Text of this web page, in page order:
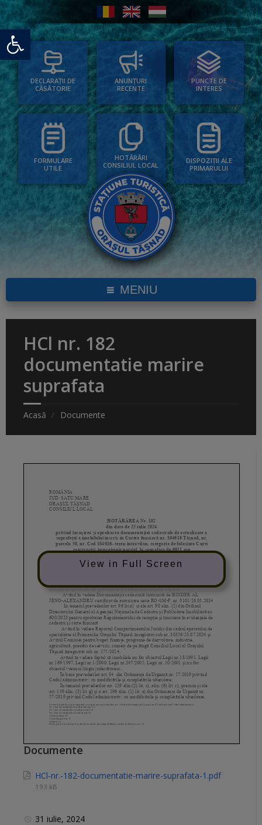
Deschide bara de unelte
DECLARAȚII DE
CĂSĂTORIE
ANUNȚURI
RECENTE
PUNCTE DE
INTERES
FORMULARE
UTILE
HOTĂRÂRI
CONSILIUL LOCAL
DISPOZIȚII ALE
PRIMARULUI
MENIU
HCl nr. 182
documentatie marire
suprafata
Acasă Documente
View in Full Screen
Documente
HCl-nr.-182-documentatie-marire-suprafata-1.pdf
193 kB
31 iulie, 2024